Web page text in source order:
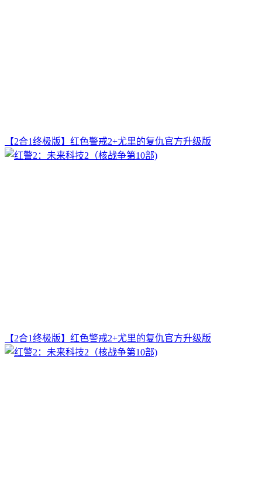
【2合1终极版】红色警戒2+尤里的复仇官方升级版
【2合1终极版】红色警戒2+尤里的复仇官方升级版